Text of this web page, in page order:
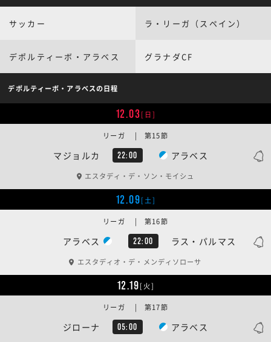
サッカー ラ・リーガ（スペイン）
デポルティーボ・アラベス グラナダCF
デポルティーボ・アラベスの日程
12.03[日]
マジョルカ 22:00 アラベス
リーガ | 第15節
エスタディ・デ・ソン・モイシュ
12.09[土]
アラベス 22:00 ラス・パルマス
リーガ | 第16節
エスタディオ・デ・メンディソローサ
12.19[火]
ジローナ 05:00 アラベス
リーガ | 第17節